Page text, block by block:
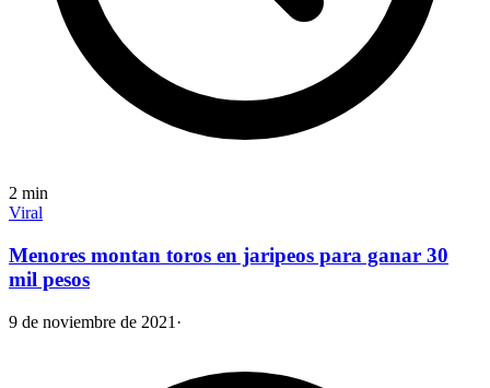
2 min
Viral
Menores montan toros en jaripeos para ganar 30
mil pesos
9 de noviembre de 2021 ·